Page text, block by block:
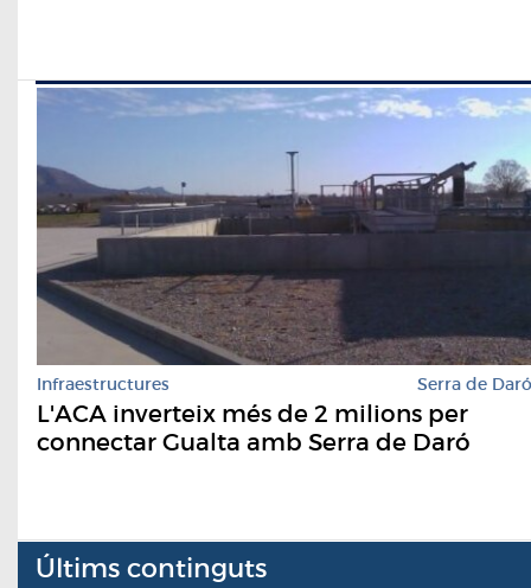
Infraestructures Serra de Daró
L'ACA inverteix més de 2 milions per
connectar Gualta amb Serra de Daró
Últims continguts